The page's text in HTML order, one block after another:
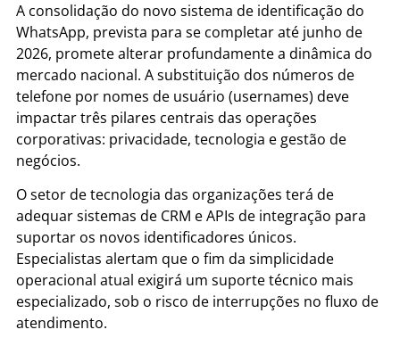
A consolidação do novo sistema de identificação do
WhatsApp, prevista para se completar até junho de
2026, promete alterar profundamente a dinâmica do
mercado nacional. A substituição dos números de
telefone por nomes de usuário (usernames) deve
impactar três pilares centrais das operações
corporativas: privacidade, tecnologia e gestão de
negócios.
O setor de tecnologia das organizações terá de
adequar sistemas de CRM e APIs de integração para
suportar os novos identificadores únicos.
Especialistas alertam que o fim da simplicidade
operacional atual exigirá um suporte técnico mais
especializado, sob o risco de interrupções no fluxo de
atendimento.